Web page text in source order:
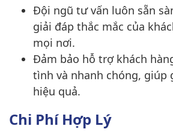
Đội ngũ tư vấn luôn sẵn
giải đáp thắc mắc của
mọi nơi.
Đảm bảo hỗ trợ khách
tình và nhanh chóng, giúp
hiệu quả.
Chi Phí Hợp Lý